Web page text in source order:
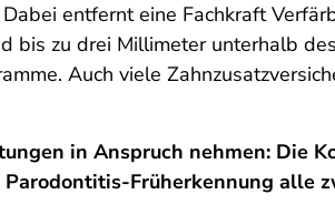
Dabei entfernt eine Fachkraft
bis zu drei Millimeter unterhalb
Auch viele
in Anspruch nehmen: Die
Früherkennung alle